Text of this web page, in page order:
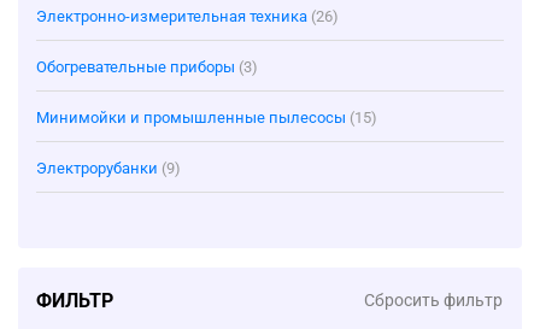
Электронно-измерительная техника (26)
Обогревательные приборы (3)
Минимойки и промышленные пылесосы (15)
Электрорубанки (9)
ФИЛЬТР Сбросить фильтр